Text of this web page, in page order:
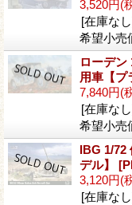
3,520円(
[在庫な
希望小売
ローデン
用車【プ
7,840円(
[在庫な
希望小売
IBG 1/72
デル】
3,120円(
[在庫な